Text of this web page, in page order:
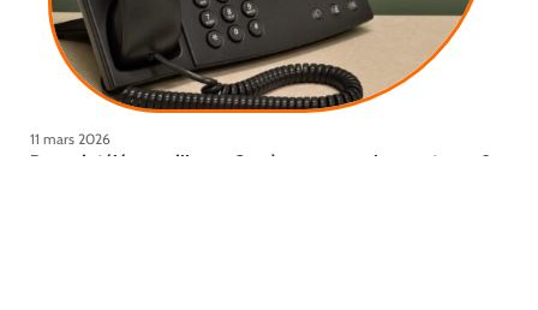
11 mars 2026
Devenir téléconseiller en Corrèze pour quels avantages ?